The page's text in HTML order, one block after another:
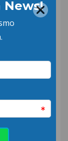
no
do
e
As
atrativo
ele,
por uma